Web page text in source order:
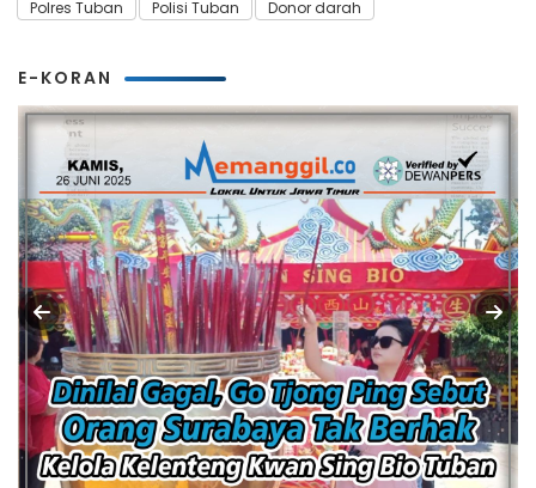
Polres Tuban Polisi Tuban Donor darah
E-KORAN